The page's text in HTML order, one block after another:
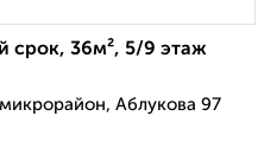
срок, 36м², 5/9 этаж
Аблукова 97